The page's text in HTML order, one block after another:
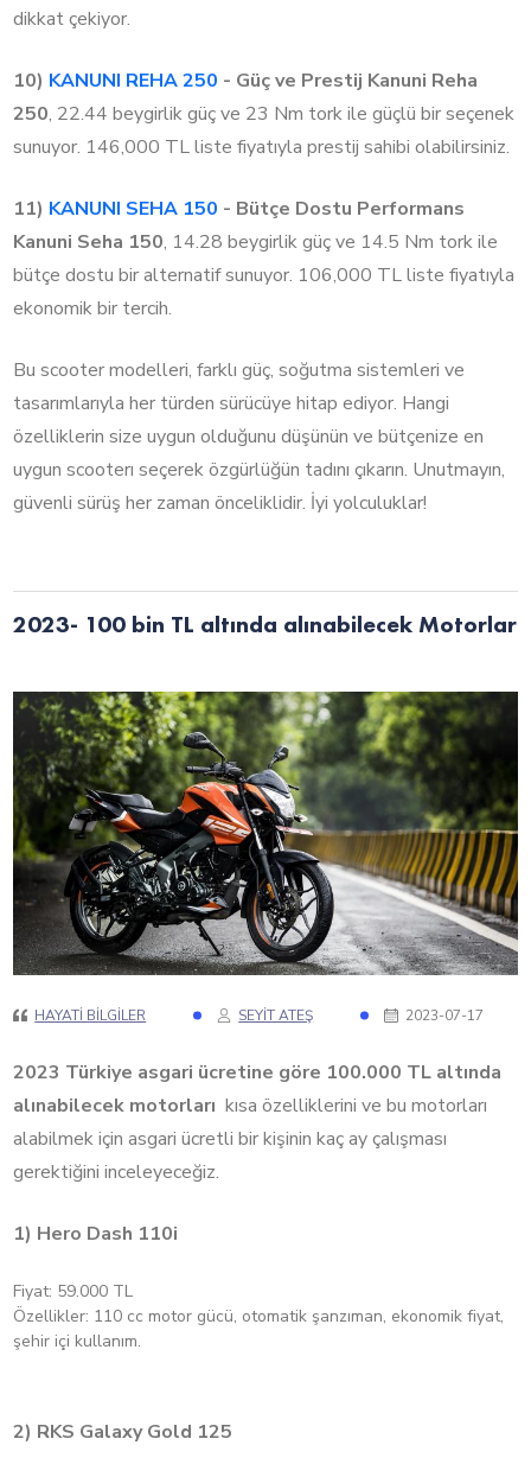
dikkat çekiyor.
10) KANUNI REHA 250 - Güç ve Prestij Kanuni Reha
250, 22.44 beygirlik güç ve 23 Nm tork ile güçlü bir seçenek
sunuyor. 146,000 TL liste fiyatıyla prestij sahibi olabilirsiniz.
11) KANUNI SEHA 150 - Bütçe Dostu Performans
Kanuni Seha 150, 14.28 beygirlik güç ve 14.5 Nm tork ile
bütçe dostu bir alternatif sunuyor. 106,000 TL liste fiyatıyla
ekonomik bir tercih.
Bu scooter modelleri, farklı güç, soğutma sistemleri ve
tasarımlarıyla her türden sürücüye hitap ediyor. Hangi
özelliklerin size uygun olduğunu düşünün ve bütçenize en
uygun scooterı seçerek özgürlüğün tadını çıkarın. Unutmayın,
güvenli sürüş her zaman önceliklidir. İyi yolculuklar!
2023- 100 bin TL altında alınabilecek Motorlar
HAYATI BILGILER SEYIT ATEŞ 2023-07-17
2023 Türkiye asgari ücretine göre 100.000 TL altında
alınabilecek motorları kısa özelliklerini ve bu motorları
alabilmek için asgari ücretli bir kişinin kaç ay çalışması
gerektiğini inceleyeceğiz.
1) Hero Dash 110i
Fiyat: 59.000 TL
Özellikler: 110 cc motor gücü, otomatik şanzıman, ekonomik fiyat,
şehir içi kullanım.
2) RKS Galaxy Gold 125